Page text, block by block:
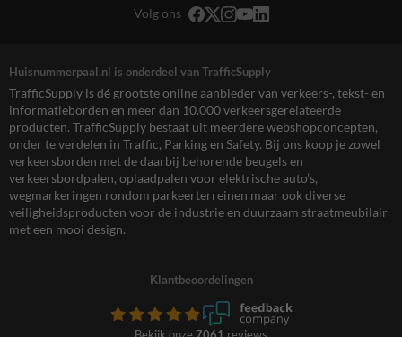
Volg ons
Huisnummerpaal.nl is onderdeel van TrafficSupply
TrafficSupply is dé grootste online aanbieder van verkeers-, tekst- en
informatieborden en meer dan 10.000 verkeersgerelateerde
producten. TrafficSupply bestaat uit meerdere webshopconcepten,
onder te verdelen in Traffic, Parking en Safety. Bij ons koop je zowel
verkeersborden met de daarbij behorende beugels en
verkeersbordpalen, oplaadpalen voor elektrische auto’s,
wegmarkeringen rondom parkeerterreinen maar ook diverse
veiligheidsproducten voor de industrie en duurzaam straatmeubilair
met een mooi design.
Klantbeoordelingen